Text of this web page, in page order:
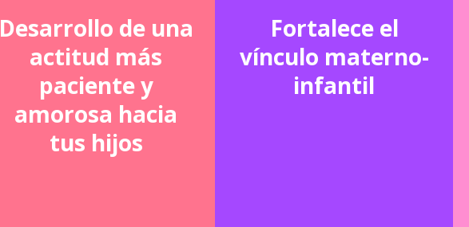
Desarrollo de una
actitud más
paciente y
amorosa hacia
tus hijos
Fortalece el
vínculo materno-
infantil